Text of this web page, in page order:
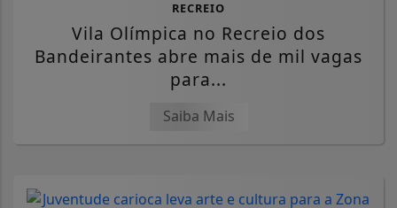
RECREIO
Vila Olímpica no Recreio dos
Bandeirantes abre mais de mil vagas
para...
Saiba Mais